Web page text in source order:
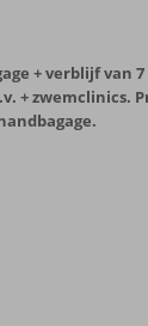
+ verblijf van
+ zwemclinics.